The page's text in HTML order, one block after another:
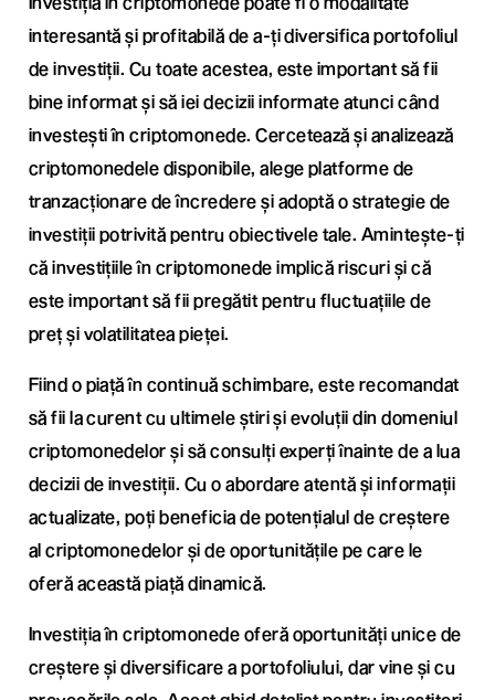
interesantă și profitabilă de a-ți diversifica portofoliul
de investiții. Cu toate acestea, este important să fii
bine informat și să iei decizii informate atunci când
investești în criptomonede. Cercetează și analizează
criptomonedele disponibile, alege platforme de
tranzacționare de încredere și adoptă o strategie de
investiții potrivită pentru obiectivele tale. Amintește-ți
că investițiile în criptomonede implică riscuri și că
este important să fii pregătit pentru fluctuațiile de
preț și volatilitatea pieței.
Fiind o piață în continuă schimbare, este recomandat
să fii la curent cu ultimele știri și evoluții din domeniul
criptomonedelor și să consulți experți înainte de a lua
decizii de investiții. Cu o abordare atentă și informații
actualizate, poți beneficia de potențialul de creștere
al criptomonedelor și de oportunitățile pe care le
oferă această piață dinamică.
Investiția în criptomonede oferă oportunități unice de
creștere și diversificare a portofoliului, dar vine și cu